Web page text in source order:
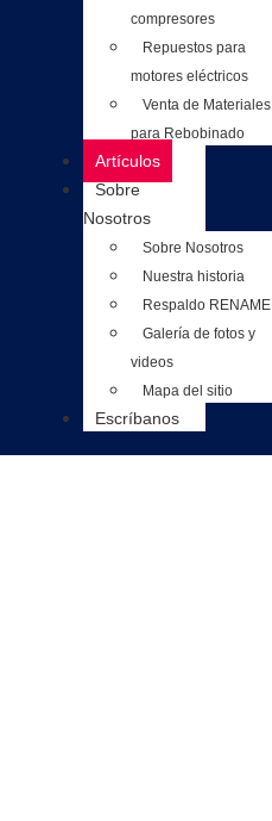
compresores
Repuestos para
motores eléctricos
Venta de Materiales
para Rebobinado
Artículos
Sobre
Nosotros
Sobre Nosotros
Nuestra historia
Respaldo RENAME
Galería de fotos y
videos
Mapa del sitio
Escríbanos
Artículos Técnicos